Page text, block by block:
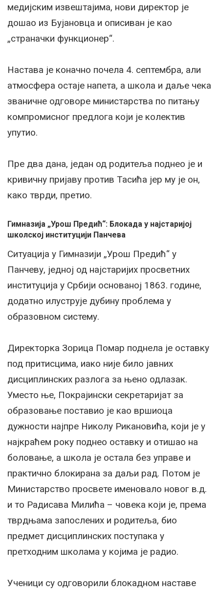
медијским извештајима, нови директор је
дошао из Бујановца и описиван је као
„страначки функционер“.
Настава је коначно почела 4. септембра, али
атмосфера остаје напета, а школа и даље чека
званичне одговоре министарства по питању
компромисног предлога који је колектив
упутио.
Пре два дана, један од родитеља поднео је и
кривичну пријаву против Тасића јер му је он,
како тврди, претио.
Гимназија „Урош Предић“: Блокада у најстаријој
школској институцији Панчева
Ситуација у Гимназији „Урош Предић“ у
Панчеву, једној од најстаријих просветних
институција у Србији основаној 1863. године,
додатно илуструје дубину проблема у
образовном систему.
Директорка Зорица Помар поднела је оставку
под притисцима, иако није било јавних
дисциплинских разлога за њено одлазак.
Уместо ње, Покрајински секретаријат за
образовање поставио је као вршиоца
дужности најпре Николу Рикановића, који је у
најкраћем року поднео оставку и отишао на
боловање, а школа је остала без управе и
практично блокирана за даљи рад. Потом је
Министарство просвете именовало новог в.д.
и то Радисава Милића – човека који је, према
тврдњама запослених и родитеља, био
предмет дисциплинских поступака у
претходним школама у којима је радио.
Ученици су одговорили блокадном наставе